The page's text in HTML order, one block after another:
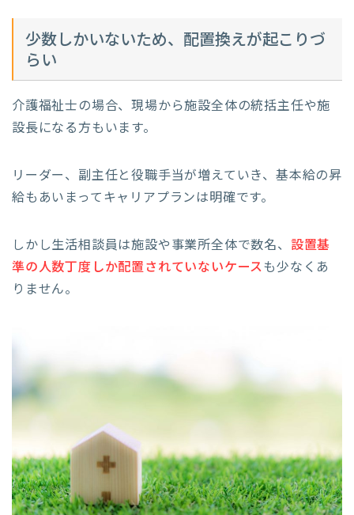
少数しかいないため、配置換えが起こりづ
らい
介護福祉士の場合、現場から施設全体の統括主任や施
設長になる方もいます。
リーダー、副主任と役職手当が増えていき、基本給の昇
給もあいまってキャリアプランは明確です。
しかし生活相談員は施設や事業所全体で数名、 設置基
準の人数丁度しか配置されていないケースも少なくあ
りません。